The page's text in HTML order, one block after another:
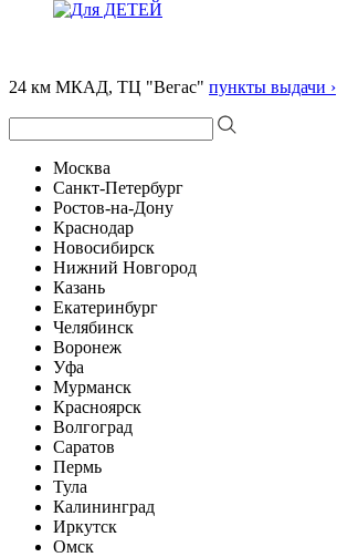
24 км МКАД, ТЦ "Вегас" пункты выдачи ›
Москва
Санкт-Петербург
Ростов-на-Дону
Краснодар
Новосибирск
Нижний Новгород
Казань
Екатеринбург
Челябинск
Воронеж
Уфа
Мурманск
Красноярск
Волгоград
Саратов
Пермь
Тула
Калининград
Иркутск
Омск